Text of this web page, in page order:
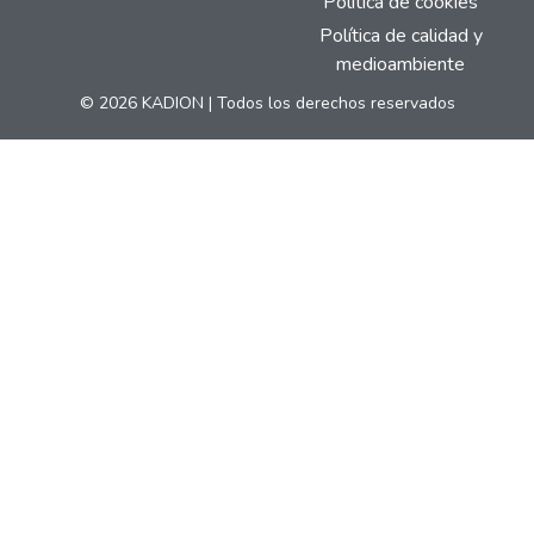
Política de calidad y
medioambiente
© 2026 KADION | Todos los derechos reservados